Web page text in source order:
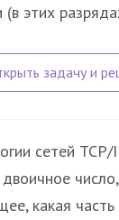
(в этих
сетей TCP/
число,
какая